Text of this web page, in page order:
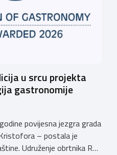
u srcu projekta
gastronomije
povijesna jezgra grada
– postala je
Udruženje obrtnika Rab